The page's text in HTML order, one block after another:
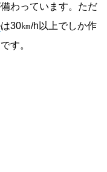
わっています。ただ
は30㎞/h以上でしか作
す。